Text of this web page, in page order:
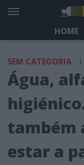
HOME
SEM CATEGORIA |
Água,
também
estar a